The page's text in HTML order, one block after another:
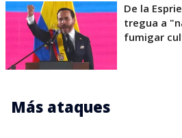
De la
tregua a
fumigar
Más ataques